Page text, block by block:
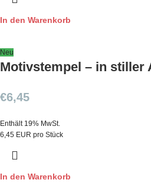
In den Warenkorb
Neu
Motivstempel – in stiller
€6,45
Enthält 19% MwSt.
6,45 EUR pro Stück
In den Warenkorb